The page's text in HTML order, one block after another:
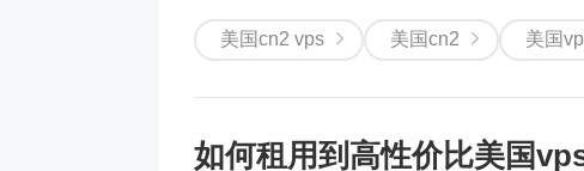
美国cn2 vps 美国cn2 美国
如何租用到高性价比美国